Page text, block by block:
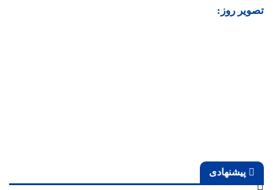
تصویر روز:
پیشنهادی